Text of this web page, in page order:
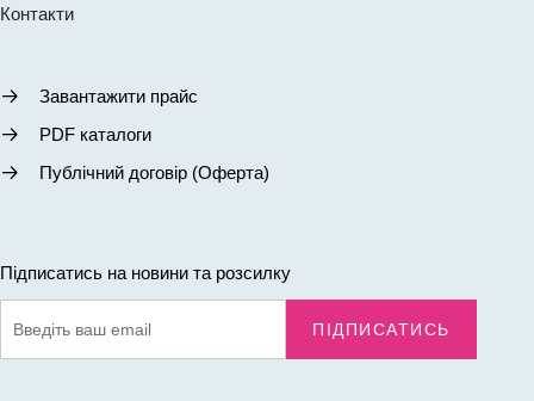
Контакти
Завантажити прайс
PDF каталоги
Публічний договір (Оферта)
Підписатись на новини та розсилку
ПІДПИСАТИСЬ